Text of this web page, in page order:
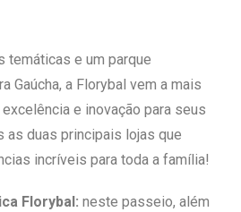
temáticas e um parque
Gaúcha, a Florybal vem a mais
e inovação para seus
as duas principais lojas que
incríveis para toda a família!
Florybal: neste passeio, além